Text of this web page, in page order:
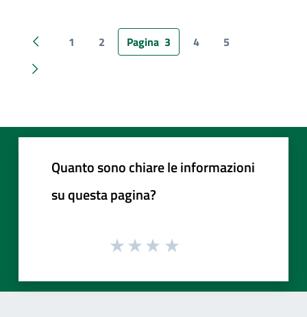
Pagina precedente
1 2 Pagina 3 4 5
Pagina successiva
Quanto sono chiare le informazioni
su questa pagina?